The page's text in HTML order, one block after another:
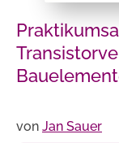
von Jan Sauer